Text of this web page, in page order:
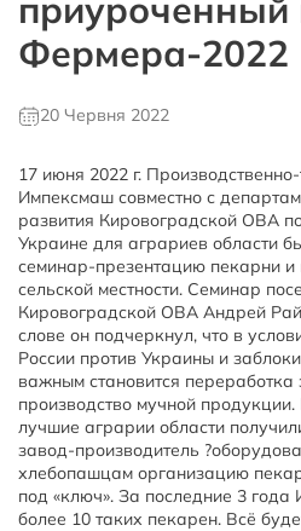
Фермера-2022
20 Червня 2022
17 июня 2022 г.
Импексмаш совместно с
развития Кировоградской ОВА
Украине для аграриев области
семинар-презентацию пекарни и
сельской местности. Семинар
Кировоградской ОВА Андрей
слове он подчеркнул, что в
России против Украины и
важным становится
производство мучной
лучшие аграрии области
завод-производитель
хлебопашцам организацию
под «ключ». За последние 3 года
более 10 таких пекарен. Всё